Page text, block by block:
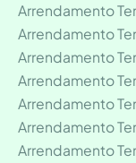
Arrendamento
Arrendamento
Arrendamento
Arrendamento
Arrendamento
Arrendamento
Arrendamento